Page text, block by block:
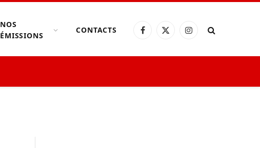
NOS
ÉMISSIONS
CONTACTS Facebook
X
Instagram